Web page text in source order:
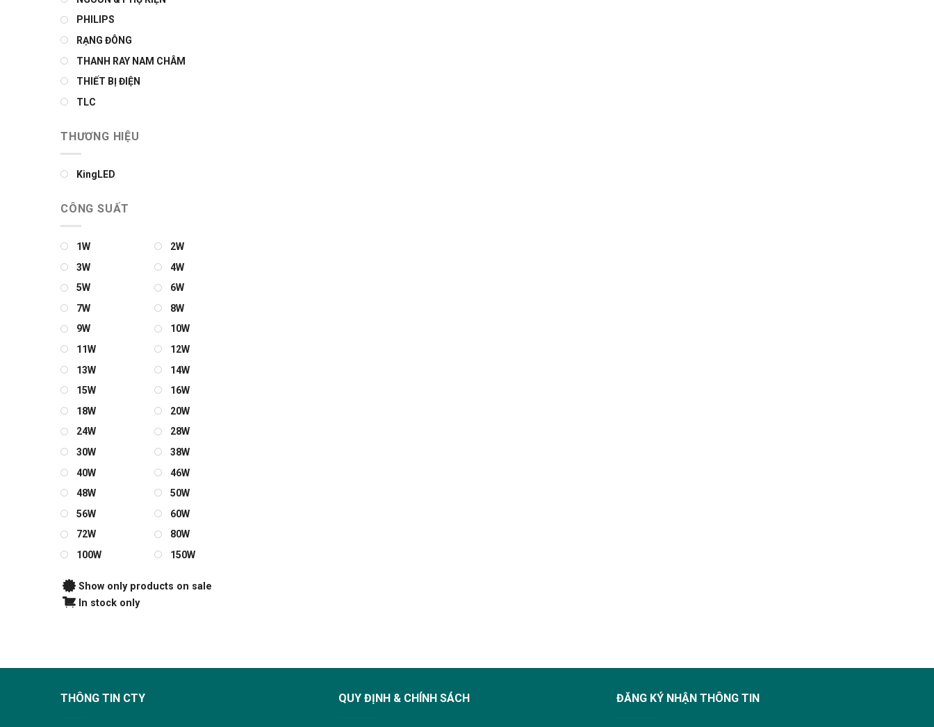
PHILIPS
RẠNG ĐÔNG
THANH RAY NAM CHÂM
THIẾT BỊ ĐIỆN
TLC
THƯƠNG HIỆU
KingLED
CÔNG SUẤT
1W
2W
3W
4W
5W
6W
7W
8W
9W
10W
11W
12W
13W
14W
15W
16W
18W
20W
24W
28W
30W
38W
40W
46W
48W
50W
56W
60W
72W
80W
100W
150W
Show only products on sale
In stock only
THÔNG TIN CTY QUY ĐỊNH & CHÍNH SÁCH ĐĂNG KÝ NHẬN THÔNG TIN